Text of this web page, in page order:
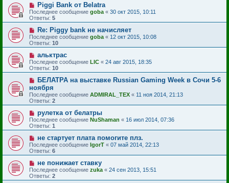
Piggi Bank от Belatra
Последнее сообщение goba « 30 окт 2015, 10:11
Ответы: 5
Re: Piggy bank не начисляет
Последнее сообщение goba « 12 окт 2015, 10:08
Ответы: 10
альктрас
Последнее сообщение LIC « 24 авг 2015, 18:35
Ответы: 10
БЕЛАТРА на выставке Russian Gaming Week в Сочи 5-6
ноября
Последнее сообщение ADMIRAL_TEX « 11 ноя 2014, 21:13
Ответы: 2
рулетка от белатры
Последнее сообщение NuShaman « 16 июл 2014, 07:36
Ответы: 1
не стартует плата помогите плз.
Последнее сообщение IgorT « 07 май 2014, 22:13
Ответы: 6
не понижает ставку
Последнее сообщение zuka « 24 сен 2013, 15:51
Ответы: 2